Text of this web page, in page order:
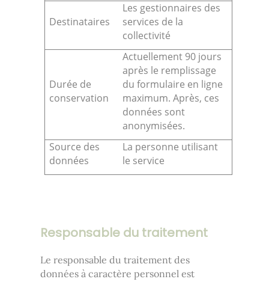
Destinataires
Les gestionnaires des
services de la
collectivité
Durée de
conservation
Actuellement 90 jours
après le remplissage
du formulaire en ligne
maximum. Après, ces
données sont
anonymisées.
Source des
données
La personne utilisant
le service
Responsable du traitement
Le responsable du traitement des
données à caractère personnel est